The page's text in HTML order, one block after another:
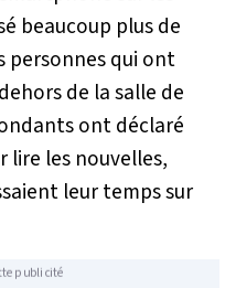
beaucoup plus de
personnes qui ont
de la salle de
ont déclaré
les nouvelles,
leur temps sur
publicité